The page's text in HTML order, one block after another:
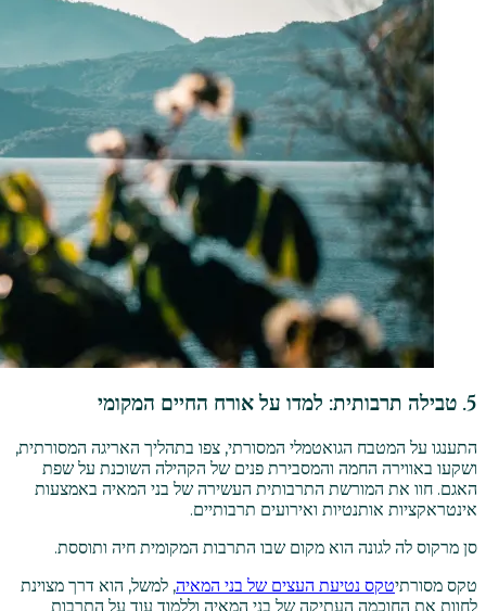
5. טבילה תרבותית: למדו על אורח החיים המקומי
התענגו על המטבח הגואטמלי המסורתי, צפו בתהליך האריגה המסורתית,
ושקעו באווירה החמה והמסבירת פנים של הקהילה השוכנת על שפת
האגם. חוו את המורשת התרבותית העשירה של בני המאיה באמצעות
אינטראקציות אותנטיות ואירועים תרבותיים.
סן מרקוס לה לגונה הוא מקום שבו התרבות המקומית חיה ותוססת.
טקס מסורתיטקס נטיעת העצים של בני המאיה, למשל, הוא דרך מצוינת
לחוות את החוכמה העתיקה של בני המאיה וללמוד עוד על התרבות